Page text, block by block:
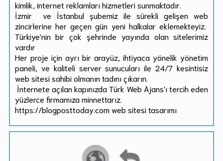
kimlik, internet reklamları hizmetleri sunmaktadır.
İzmir ve İstanbul şubemiz ile sürekli gelişen web
zincirlerine her geçen gün yeni halkalar eklemekteyiz.
Türkiye'nin bir çok şehrinde yayında olan sitelerimiz
vardır
Her proje için ayrı bir arayüz, ihtiyaca yönelik yönetim
paneli, ve kaliteli server sunucuları ile 24/7 kesintisiz
web sitesi sahibi olmanın tadını çıkarın.
İnternete açılan kapınızda Türk Web Ajans'ı tercih eden
yüzlerce firmamıza minnettarız.
https://blogposttoday.com web sitesi tasarımı